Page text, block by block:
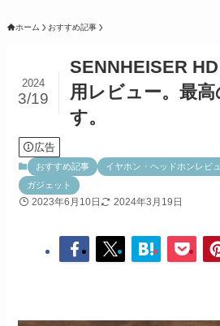
ホーム おすすめ記事
SENNHEISER
用レビュー。最
す。
2024
3/19
広告
おすすめ記事 イヤホン・ヘッドホンレビ
ガジェット
2023年6月10日 2024年3月19日